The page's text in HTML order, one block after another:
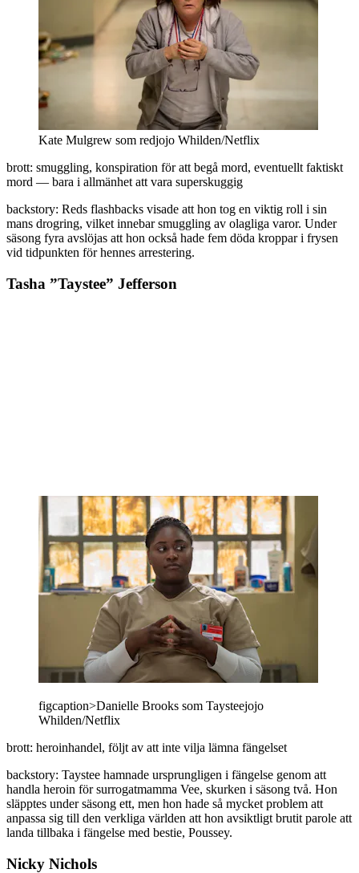
Kate Mulgrew som redjojo Whilden/Netflix
brott: smuggling, konspiration för att begå mord, eventuellt faktiskt
mord — bara i allmänhet att vara superskuggig
backstory: Reds flashbacks visade att hon tog en viktig roll i sin
mans drogring, vilket innebar smuggling av olagliga varor. Under
säsong fyra avslöjas att hon också hade fem döda kroppar i frysen
vid tidpunkten för hennes arrestering.
Tasha ”Taystee” Jefferson
figcaption>Danielle Brooks som Taysteejojo
Whilden/Netflix
brott: heroinhandel, följt av att inte vilja lämna fängelset
backstory: Taystee hamnade ursprungligen i fängelse genom att
handla heroin för surrogatmamma Vee, skurken i säsong två. Hon
släpptes under säsong ett, men hon hade så mycket problem att
anpassa sig till den verkliga världen att hon avsiktligt brutit parole att
landa tillbaka i fängelse med bestie, Poussey.
Nicky Nichols